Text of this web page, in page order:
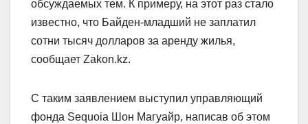
обсуждаемых тем. К примеру, на этот раз стало
известно, что Байден-младший не заплатил
сотни тысяч долларов за аренду жилья,
сообщает Zakon.kz.
С таким заявлением выступил управляющий
фонда Sequoia Шон Магуайр, написав об этом